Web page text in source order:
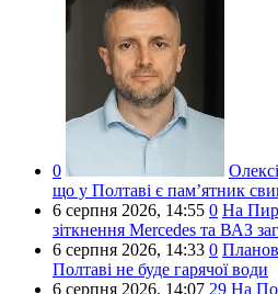
0
що у Полтаві є пам’ятник
6 серпня 2026, 14:55 0 На
зіткнення Mercedes та ВАЗ
6 серпня 2026, 14:33 0
Полтаві не буде гарячої води
6 серпня 2026, 14:07 29 На